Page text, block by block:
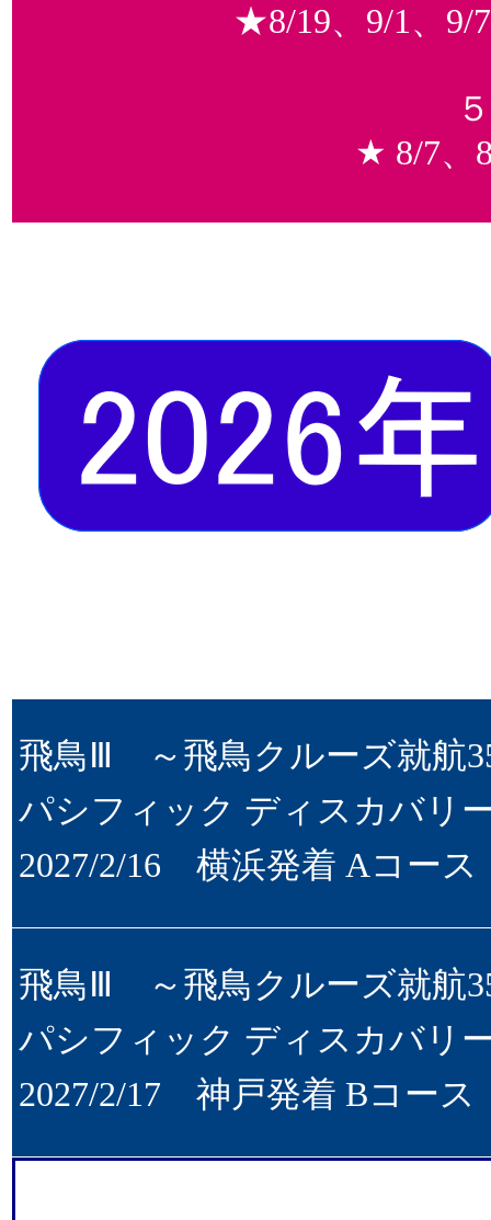
★8/19、9/1、9/
★ 8/7、
飛鳥Ⅲ ～飛鳥クルーズ就航
パシフィック ディスカバリ
2027/2/16 横浜発着 Aコース
飛鳥Ⅲ ～飛鳥クルーズ就航
パシフィック ディスカバリ
2027/2/17 神戸発着 Bコース